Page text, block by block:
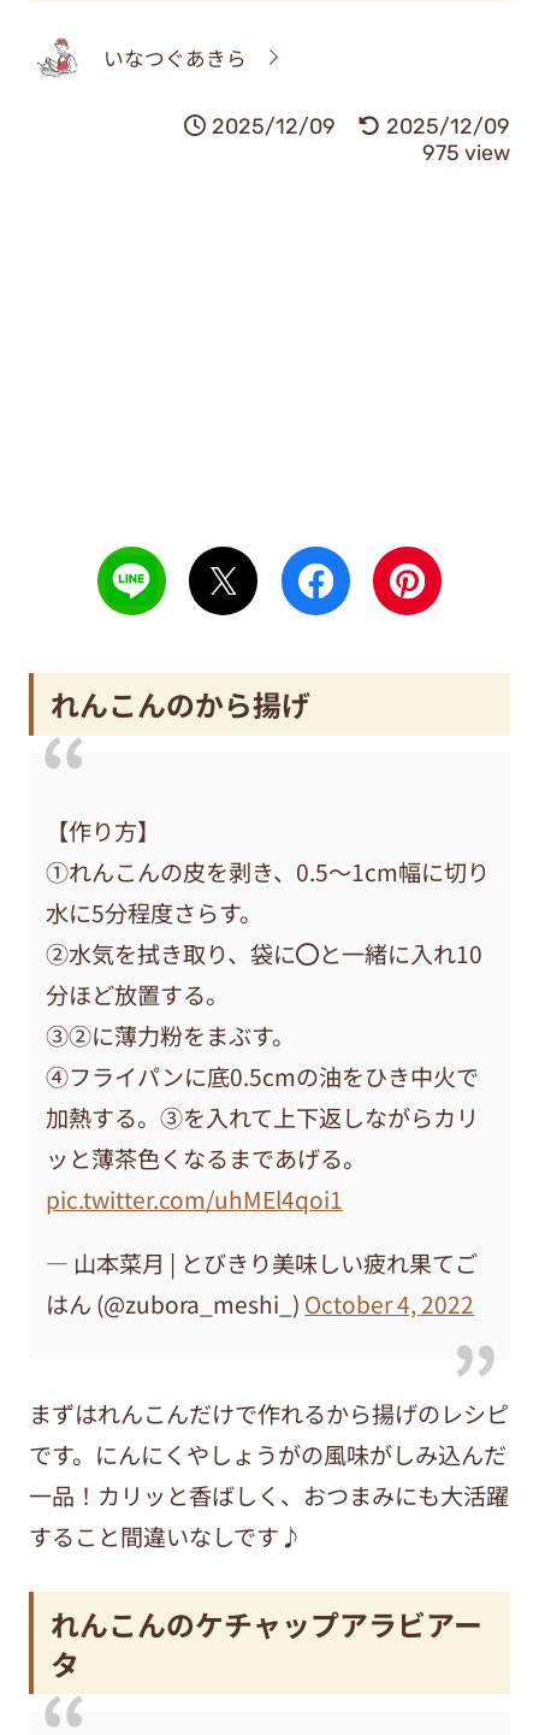
いなつぐあきら
2025/12/09
2025/12/09
975 view
れんこんのから揚げ
【作り方】
①れんこんの皮を剥き、0.5〜1cm幅に切り
水に5分程度さらす。
②水気を拭き取り、袋に⚫︎と一緒に入れ10
分ほど放置する。
③②に薄力粉をまぶす。
④フライパンに底0.5cmの油をひき中火で
加熱する。③を入れて上下返しながらカリ
ッと薄茶色くなるまであげる。
pic.twitter.com/uhMEl4qoi1
— 山本菜月 | とびきり美味しい疲れ果てご
はん (@zubora_meshi_) October 4, 2022
まずはれんこんだけで作れるから揚げのレシピ
です。にんにくやしょうがの風味がしみ込んだ
一品！カリッと香ばしく、おつまみにも大活躍
すること間違いなしです♪
れんこんのケチャップアラビアー
タ